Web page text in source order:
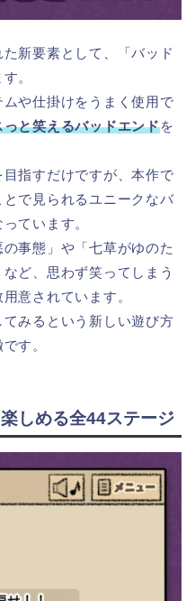
新要素として、「バッド
。
や仕掛けをうまく使用で
っと笑えるバッドエンドを
指すだけですが、本作で
で見られるユニークなバ
ています。
事態」や「七草がゆのた
ど、思わず笑ってしまう
意されています。
みるという新しい遊び方
す。
しめる全44ステージ